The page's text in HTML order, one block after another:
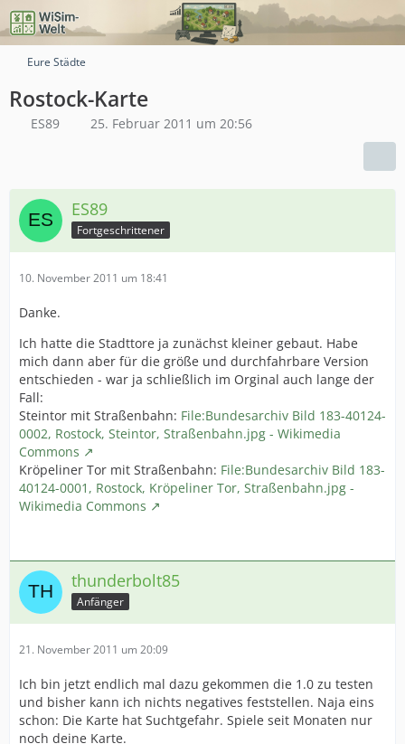
Eure Städte
Rostock-Karte
ES89 25. Februar 2011 um 20:56
ES89
Fortgeschrittener
10. November 2011 um 18:41
Danke.
Ich hatte die Stadttore ja zunächst kleiner gebaut. Habe
mich dann aber für die größe und durchfahrbare Version
entschieden - war ja schließlich im Orginal auch lange der
Fall:
Steintor mit Straßenbahn: File:Bundesarchiv Bild 183-40124-
0002, Rostock, Steintor, Straßenbahn.jpg - Wikimedia
Commons
Kröpeliner Tor mit Straßenbahn: File:Bundesarchiv Bild 183-
40124-0001, Rostock, Kröpeliner Tor, Straßenbahn.jpg -
Wikimedia Commons
thunderbolt85
Anfänger
21. November 2011 um 20:09
Ich bin jetzt endlich mal dazu gekommen die 1.0 zu testen
und bisher kann ich nichts negatives feststellen. Naja eins
schon: Die Karte hat Suchtgefahr. Spiele seit Monaten nur
noch deine Karte.